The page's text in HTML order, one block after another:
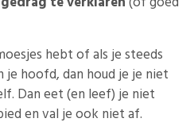
hebt of als je steeds
je hoofd, dan houd je je niet
Dan eet (en leef) je niet
en val je ook niet af.